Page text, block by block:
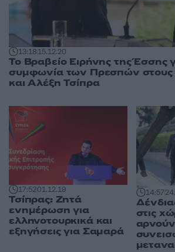
13:1815.12.20
Το Βραβείο Ειρήνης της Έσσης
συμφωνία των Πρεσπών
και Αλέξη Τσίπρα
17:5201.12.19
Τσίπρας: Ζητά
ενημέρωση για
ελληνοτουρκικά και
εξηγήσεις για Σαμαρά
14:57
στις